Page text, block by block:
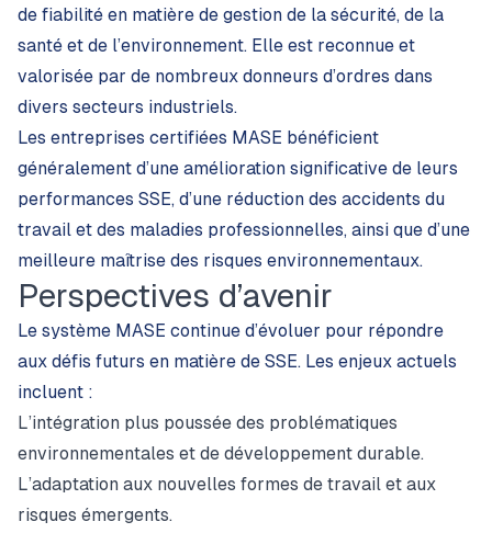
de fiabilité en matière de gestion de la sécurité, de la
santé et de l’environnement. Elle est reconnue et
valorisée par de nombreux donneurs d’ordres dans
divers secteurs industriels.
Les entreprises certifiées MASE bénéficient
généralement d’une amélioration significative de leurs
performances SSE, d’une réduction des accidents du
travail et des maladies professionnelles, ainsi que d’une
meilleure maîtrise des risques environnementaux.
Perspectives d’avenir
Le système MASE continue d’évoluer pour répondre
aux défis futurs en matière de SSE. Les enjeux actuels
incluent :
L’intégration plus poussée des problématiques
environnementales et de développement durable.
L’adaptation aux nouvelles formes de travail et aux
risques émergents.